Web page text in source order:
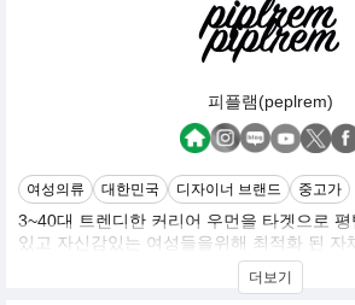
피플램(peplrem)
여성의류 대한민국 디자이너 브랜드 중고가
3~40대 트렌디한 커리어 우먼을 타겟으로
있고 자신감있는 여성들을위해 최적화 된 자
더보기